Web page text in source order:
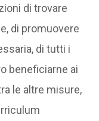
di trovare
di promuovere
di tutti i
beneficiarne ai
le altre misure,